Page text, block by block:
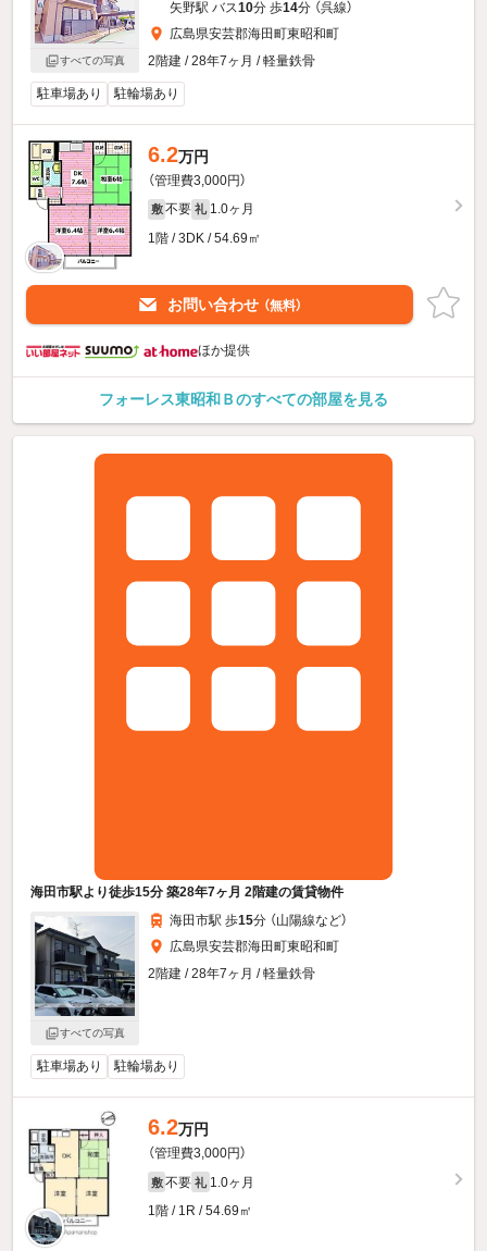
すべての写真
矢野駅 バス10分 歩14分 （呉線）
広島県安芸郡海田町東昭和町
2階建 / 28年7ヶ月 / 軽量鉄骨
駐車場あり 駐輪場あり
6.2万円
（管理費3,000円）
敷 不要 礼 1.0ヶ月
1階 / 3DK / 54.69㎡
お問い合わせ （無料）
ほか提供
フォーレス東昭和Ｂのすべての部屋を見る
海田市駅より徒歩15分 築28年7ヶ月 2階建の賃貸物件
すべての写真
海田市駅 歩15分 （山陽線など）
広島県安芸郡海田町東昭和町
2階建 / 28年7ヶ月 / 軽量鉄骨
駐車場あり 駐輪場あり
6.2万円
（管理費3,000円）
敷 不要 礼 1.0ヶ月
1階 / 1R / 54.69㎡